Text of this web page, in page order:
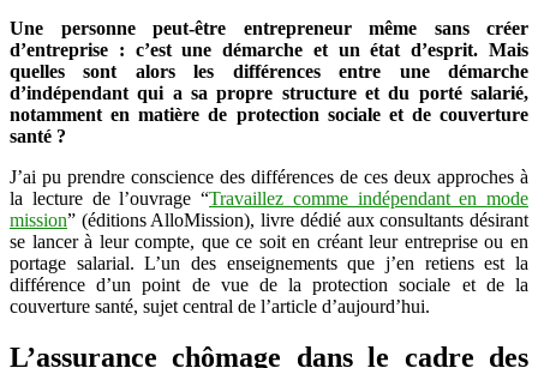
pour
la
protection
sociale
et
santé
pour
le
salarié
et
le
travailleur
salarié
Une personne peut-être entrepreneur même sans créer
d’entreprise : c’est une démarche et un état d’esprit. Mais
quelles sont alors les différences entre une démarche
d’indépendant qui a sa propre structure et du porté salarié,
notamment en matière de protection sociale et de couverture
santé ?
J’ai pu prendre conscience des différences de ces deux approches à
la lecture de l’ouvrage “Travaillez comme indépendant en mode
mission” (éditions AlloMission), livre dédié aux consultants désirant
se lancer à leur compte, que ce soit en créant leur entreprise ou en
portage salarial. L’un des enseignements que j’en retiens est la
différence d’un point de vue de la protection sociale et de la
couverture santé, sujet central de l’article d’aujourd’hui.
L’assurance chômage dans le cadre des